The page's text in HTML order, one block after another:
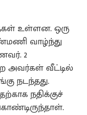
உள்ளன. ஒரு
வாழ்ந்து
2
அவர்கள் வீட்டில்
நடந்தது‌.
நதிக்குச்